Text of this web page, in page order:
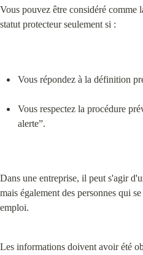
Vous pouvez être considéré comme
statut protecteur seulement si :
Vous répondez à la définition
Vous respectez la procédure
alerte”.
Dans une entreprise, il peut s'agir
mais également des personnes qui
emploi.
Les informations doivent avoir été